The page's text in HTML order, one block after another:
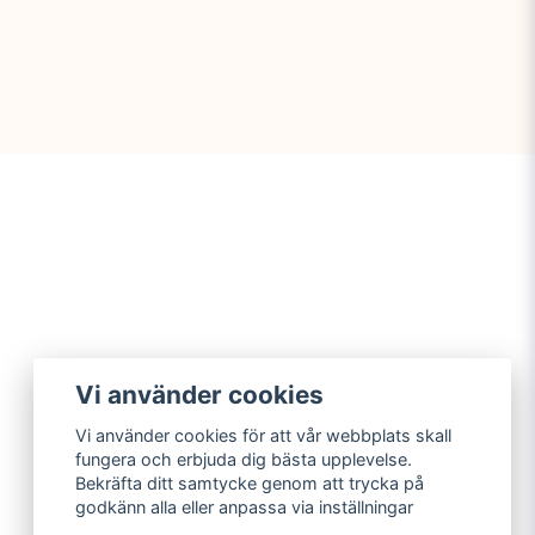
Vi använder cookies
Vi använder cookies för att vår webbplats skall
fungera och erbjuda dig bästa upplevelse.
Bekräfta ditt samtycke genom att trycka på
godkänn alla eller anpassa via inställningar